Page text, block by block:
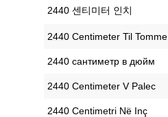
‎2440 센티미터 인치
‎2440 Centimeter Til Tomme
‎2440 сантиметр в дюйм
‎2440 Centimeter V Palec
‎2440 Centimetri Në Inç